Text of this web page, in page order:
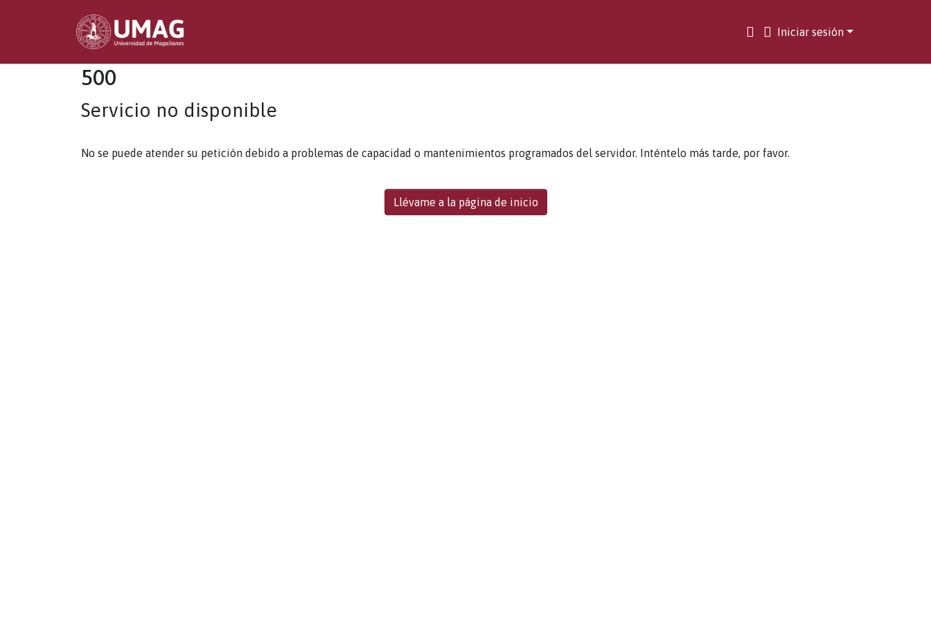
Iniciar sesión
500
Servicio no disponible
No se puede atender su petición debido a problemas de capacidad o mantenimientos programados del servidor. Inténtelo más tarde, por favor.
Llévame a la página de inicio